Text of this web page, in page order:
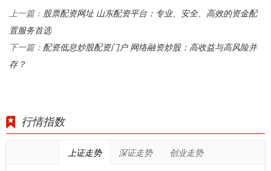
上一篇： 股票配资网址 山东配资平台：专业、安全、高效的资金配
置服务首选
下一篇： 配资低息炒股配资门户 网络融资炒股：高收益与高风险并
存？
行情指数
上证走势 深证走势 创业走势